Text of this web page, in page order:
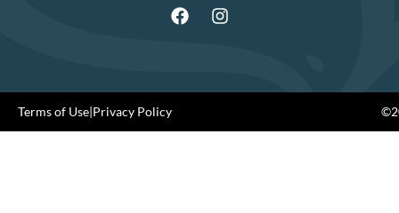
Terms of Use|Privacy Policy